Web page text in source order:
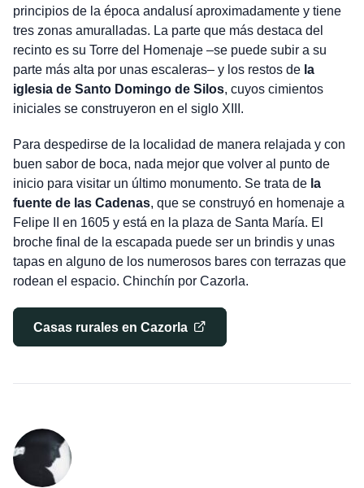
principios de la época andalusí aproximadamente y tiene
tres zonas amuralladas. La parte que más destaca del
recinto es su Torre del Homenaje –se puede subir a su
parte más alta por unas escaleras– y los restos de la
iglesia de Santo Domingo de Silos, cuyos cimientos
iniciales se construyeron en el siglo XIII.
Para despedirse de la localidad de manera relajada y con
buen sabor de boca, nada mejor que volver al punto de
inicio para visitar un último monumento. Se trata de la
fuente de las Cadenas, que se construyó en homenaje a
Felipe II en 1605 y está en la plaza de Santa María. El
broche final de la escapada puede ser un brindis y unas
tapas en alguno de los numerosos bares con terrazas que
rodean el espacio. Chinchín por Cazorla.
Casas rurales en Cazorla